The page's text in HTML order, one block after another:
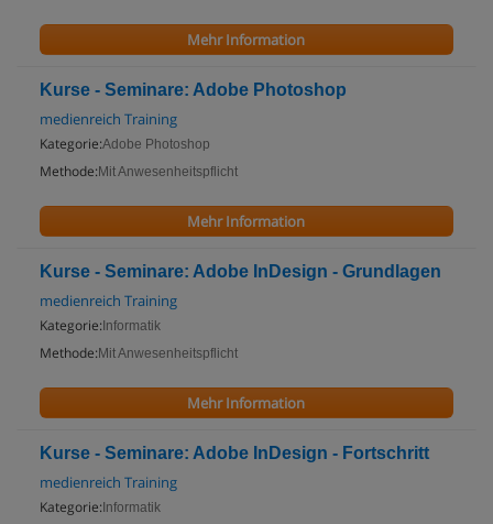
Mehr Information
Kurse - Seminare: Adobe Photoshop
medienreich Training
Kategorie:Adobe Photoshop
Methode: Mit Anwesenheitspflicht
Mehr Information
Kurse - Seminare: Adobe InDesign - Grundlagen
medienreich Training
Kategorie: Informatik
Methode: Mit Anwesenheitspflicht
Mehr Information
Kurse - Seminare: Adobe InDesign - Fortschritt
medienreich Training
Kategorie: Informatik